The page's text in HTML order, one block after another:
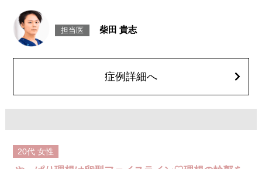
リスク、副作用：腫れ、内出血、疼痛、頭痛、引き攣れ感などが生じるこ
とがございます。また、稀ではありますが、施術部位の細菌感染症、皮膚
のよれ、繊維の突出などが生じることがございます。化膿止め・痛み止め
を処方しております。服用により、何か異常があれば服用を中止してくだ
費用：1部位 184,800円(税込)
オプション：笑気麻酔 3,300円(税込)
担当医 柴田 貴志
症例詳細へ
20代 女性